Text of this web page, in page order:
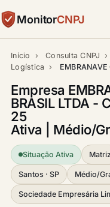
MonitorCNPJ
Início › Consulta CNPJ ›
Logística
›
Empresa
BRASIL LTDA -
25
Ativa | Médio/
Situação Ativa
Santos · SP Médio/
Sociedade Empresária